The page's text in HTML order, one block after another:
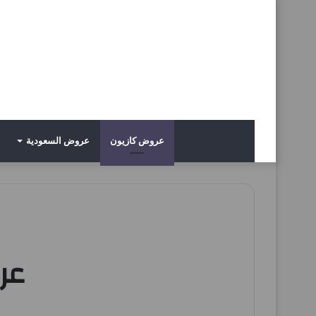
عروض كازيون عروض السعودية